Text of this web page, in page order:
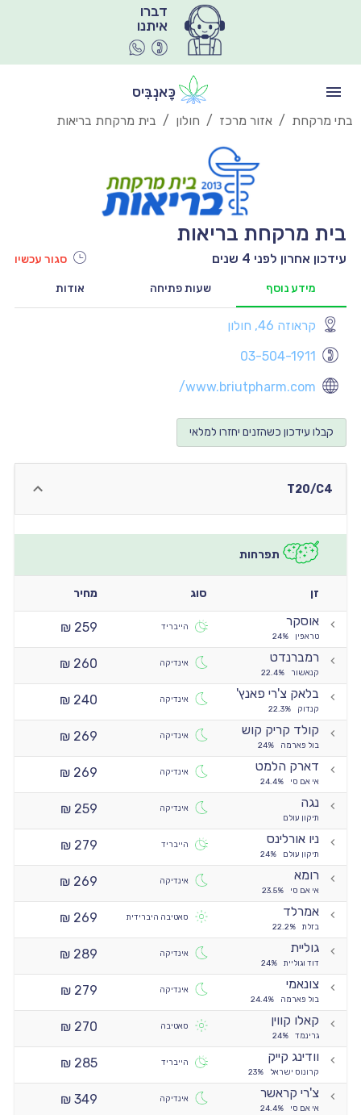
איתנו
כָּאנְבִּיס
בתי מרקחת / אזור מרכז / חולון / בית מרקחת בריאות
בית מרקחת בריאות
עידכון אחרון לפני 4 שנים סגור עכשיו
מידע נוסף שעות פתיחה אודות
קראוזה 46, חולון
03-504-1911
www.briutpharm.com/
קבלו עידכון כשהזנים יחזרו למלאי
T20/C4
תפרחות
זן סוג מחיר
אוסקר
טראפין 24%
הייבריד
259 ₪
רמברנדט
קנאשור 22.4%
אינדיקה
260 ₪
בלאק צ'רי פאנץ'
קנדוק 22.3%
אינדיקה
240 ₪
קולד קריק קוש
בול פארמה 24%
אינדיקה
269 ₪
דארק הלמט
אי אם סי 24.4%
אינדיקה
269 ₪
נגה
תיקון עולם
אינדיקה
259 ₪
ניו אורלינס
תיקון עולם 24%
הייבריד
279 ₪
רומא
אי אם סי 23.5%
אינדיקה
269 ₪
אמרלד
בזלת 22.2%
סאטיבה היברידית
269 ₪
גוליית
דוד וגוליית 24%
אינדיקה
289 ₪
צונאמי
בול פארמה 24.4%
אינדיקה
279 ₪
קאלו קווין
גרינמד 24%
סאטיבה
270 ₪
וודינג קייק
קרונוס ישראל 23%
הייבריד
285 ₪
צ'רי קראשר
אי אם סי 24.4%
אינדיקה
349 ₪